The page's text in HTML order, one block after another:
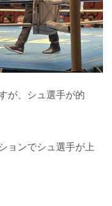
が、シュ選手が的
ョンでシュ選手が上